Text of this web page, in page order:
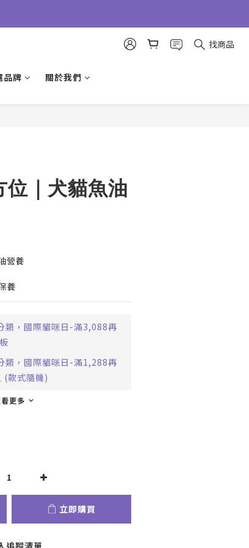
找商品
品牌 關於我們
位｜犬貓魚油
營養
養
類，國際貓咪日-滿3,088再
類，國際貓咪日-滿1,288再
(款式隨機)
更多
立即購買
追蹤清單